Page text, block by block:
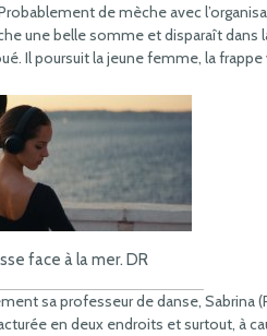
de mèche avec
une belle somme et disparaît dans
Il poursuit la jeune femme, la
face à la mer. DR
sa professeur de danse, Sabrina
en deux endroits et surtout, à